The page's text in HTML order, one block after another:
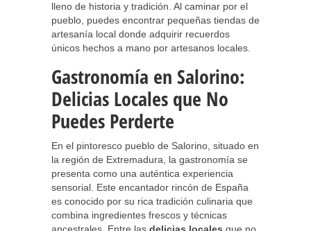
lleno de historia y tradición. Al caminar por el
pueblo, puedes encontrar pequeñas tiendas de
artesanía local donde adquirir recuerdos
únicos hechos a mano por artesanos locales.
Gastronomía en Salorino:
Delicias Locales que No
Puedes Perderte
En el pintoresco pueblo de Salorino, situado en
la región de Extremadura, la gastronomía se
presenta como una auténtica experiencia
sensorial. Este encantador rincón de España
es conocido por su rica tradición culinaria que
combina ingredientes frescos y técnicas